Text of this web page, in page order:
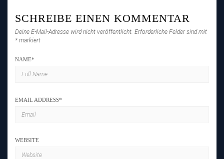
SCHREIBE EINEN KOMMENTAR
Deine E-Mail-Adresse wird nicht veröffentlicht. Erforderliche Felder sind mit
* markiert
NAME*
EMAIL ADDRESS*
WEBSITE